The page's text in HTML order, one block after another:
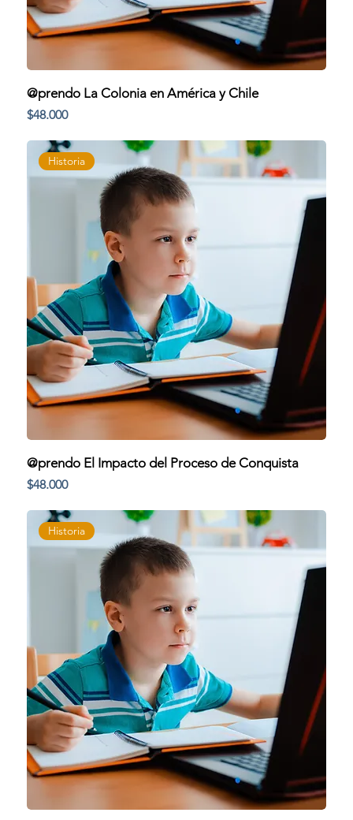
@prendo La Colonia en América y Chile
Precio
$48.000
Historia
@prendo El Impacto del Proceso de Conquista
Precio
$48.000
Historia